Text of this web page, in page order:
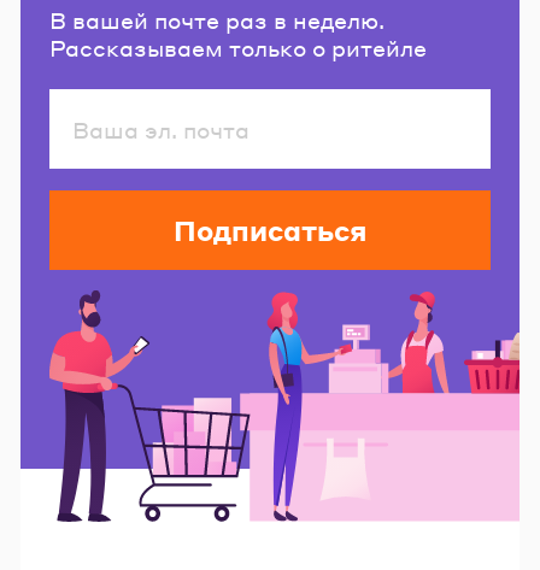
В вашей почте раз в неделю.
Рассказываем только о ритейле
Подписаться